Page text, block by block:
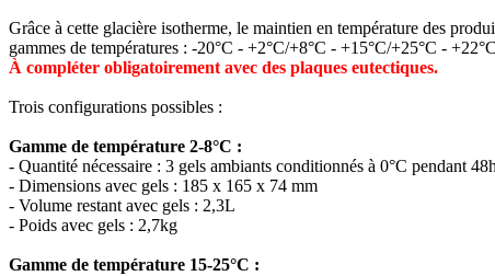
Grâce à cette glacière isotherme, le maintien en température des
gammes de températures : -20°C - +2°C/+8°C - +15°C/+25°C -
À compléter obligatoirement avec des plaques eutectiques.
Trois configurations possibles :
Gamme de température 2-8°C :
- Quantité nécessaire : 3 gels ambiants conditionnés à 0°C pendant
- Dimensions avec gels : 185 x 165 x 74 mm
- Volume restant avec gels : 2,3L
- Poids avec gels : 2,7kg
Gamme de température 15-25°C :